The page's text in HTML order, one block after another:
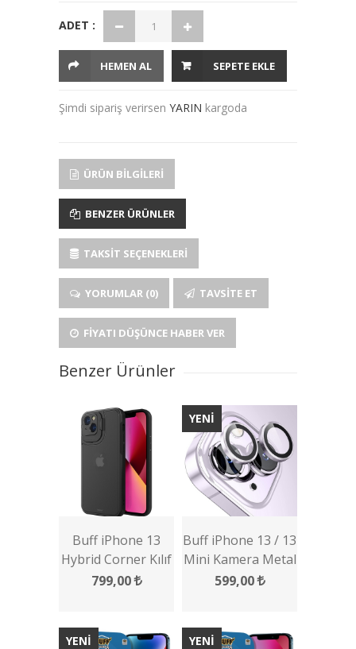
ADET :
HEMEN AL SEPETE EKLE
Şimdi sipariş verirsen YARIN kargoda
ÜRÜN BILGILERI
BENZER ÜRÜNLER
TAKSIT SEÇENEKLERI
YORUMLAR (0) TAVSITE ET
FIYATI DÜŞÜNCE HABER VER
Benzer Ürünler
Buff iPhone 13
Hybrid Corner Kılıf
799,00
YENİ
Buff iPhone 13 / 13
Mini Kamera Metal
Lens Koruyucu
599,00
YENİ YENİ